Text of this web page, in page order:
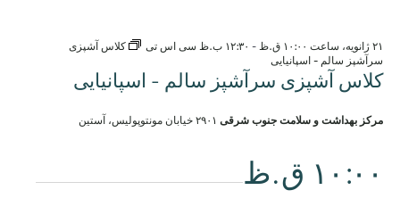
کلاس آشپزی سرآشپز سالم - اسپانیایی
۲۱ ژانویه، ساعت ۱۰:۰۰ ق.ظ - ۱۲:۳۰ ب.ظ سی اس تی
کلاس آشپزی
سرآشپز سالم - اسپانیایی
مرکز بهداشت و سلامت جنوب شرقی ۲۹۰۱ خیابان مونتوپولیس، آستین
۱۰:۰۰ ق.ظ